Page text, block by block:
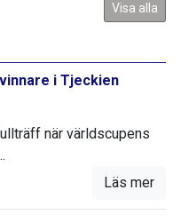
Visa alla
i Tjeckien
när världscupens
Läs mer